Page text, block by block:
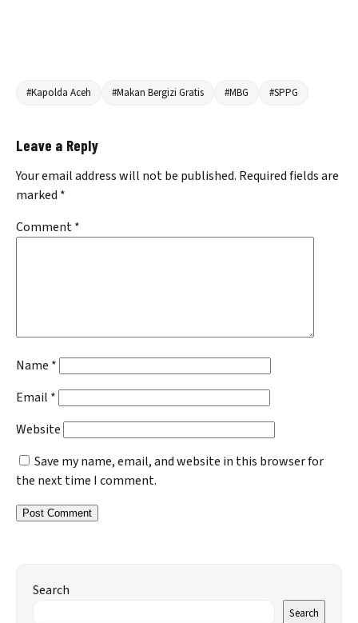
#Kapolda Aceh #Makan Bergizi Gratis #MBG #SPPG
Leave a Reply
Your email address will not be published. Required fields are
marked *
Comment*
Name *
Email *
Website
Save my name, email, and website in this browser for
the next time I comment.
Search
Search